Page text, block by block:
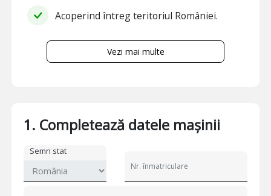
Acoperind întreg teritoriul României.
Vezi mai multe
1. Completează datele mașinii
Semn stat